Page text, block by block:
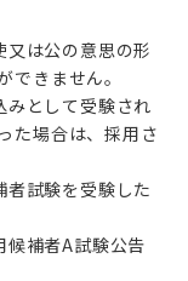
は公の意思の形
きません。
として受験され
た場合は、採用さ
試験を受験した
補者A試験公告